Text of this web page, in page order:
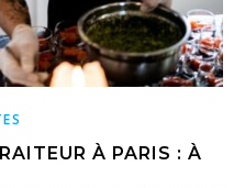
À PARIS : À